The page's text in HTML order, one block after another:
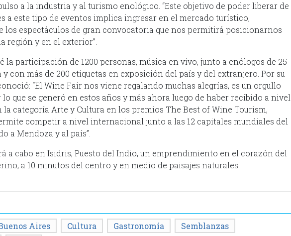
a la industria y al turismo enológico. “Este objetivo de poder liberar de
a este tipo de eventos implica ingresar en el mercado turístico,
los espectáculos de gran convocatoria que nos permitirá posicionarnos
región y en el exterior”.
la participación de 1200 personas, música en vivo, junto a enólogos de 25
y con más de 200 etiquetas en exposición del país y del extranjero. Por su
“El Wine Fair nos viene regalando muchas alegrías, es un orgullo
que se generó en estos años y más ahora luego de haber recibido a nivel
categoría Arte y Cultura en los premios The Best of Wine Tourism,
competir a nivel internacional junto a las 12 capitales mundiales del
a Mendoza y al país”.
a cabo en Isidris, Puesto del Indio, un emprendimiento en el corazón del
a 10 minutos del centro y en medio de paisajes naturales
Aires Cultura Gastronomía
Semblanzas